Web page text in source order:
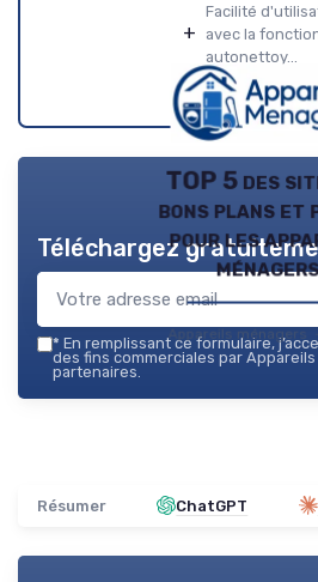
+
Facilité
avec la
autonettoy...
TOP 5 des
bons plans et
pour les
Appareils ménagers
Téléchargez
* En remplissant ce formulaire,
des fins commerciales par
partenaires.
Résumer ChatGPT